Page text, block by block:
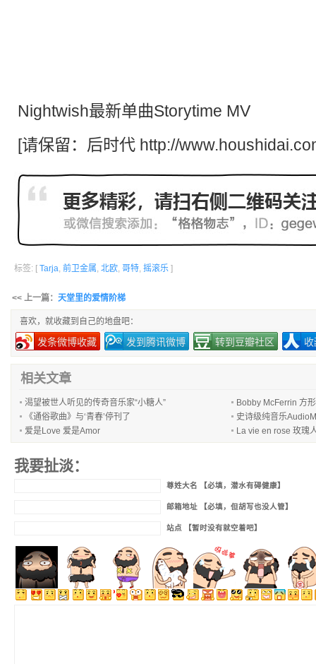
Nightwish最新单曲Storytime MV
[请保留： 后时代 http://
标签: [ Tarja, 前卫金属, 北欧, 哥特, 摇滚乐 ]
<< 上一篇： 天堂里的爱情阶梯
喜欢，就收藏到自己的地盘吧：
发条微博收藏 发到腾讯微博 转到豆瓣社区
相关文章
渴望被世人听见的传奇音乐家“小糖人”
Bobby McFerrin 方
《通俗歌曲》与‘青春’停刊了
史诗级纯音乐
爱是Love 爱是Amor
La vie en rose 玫瑰
我要扯淡：
尊姓大名 【必填，潜水有碍健康】
邮箱地址 【必填，但胡写也没人管】
站点 【暂时没有就空着吧】